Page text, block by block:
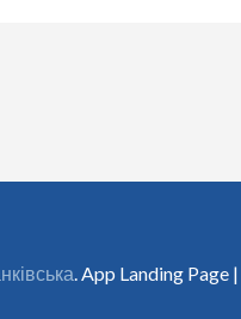
. App Landing Page